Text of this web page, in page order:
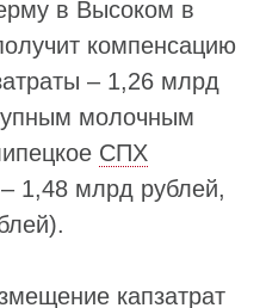
в Высоком в
компенсацию
– 1,26 млрд
молочным
СПХ
1,48 млрд рублей,
капзатрат